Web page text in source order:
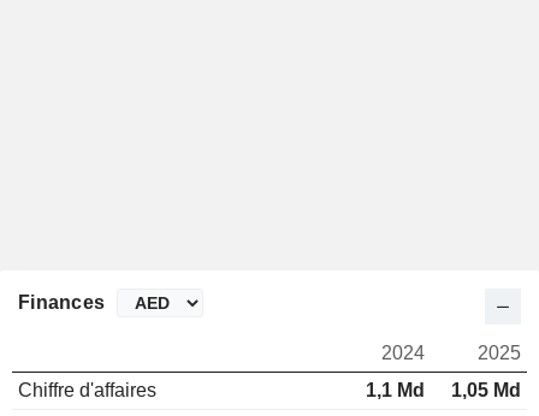
Finances
2024
2025
Chiffre d'affaires
1,1 Md
1,05 Md